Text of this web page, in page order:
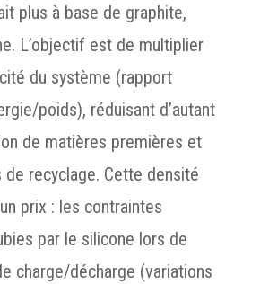
plus à base de graphite,
L’objectif est de multiplier
du système (rapport
poids), réduisant d’autant
de matières premières et
de recyclage. Cette densité
prix : les contraintes
par le silicone lors de
charge/décharge (variations